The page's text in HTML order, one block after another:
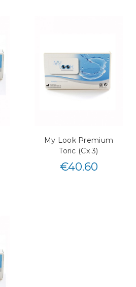
My Look Premium
Toric (Cx 3)
€40.60